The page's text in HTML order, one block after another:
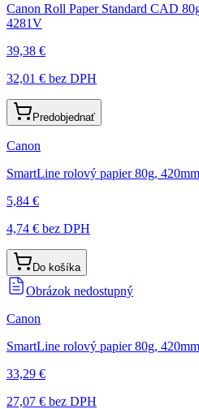
Canon Roll Paper Standard CAD
4281V
39,38 €
32,01 € bez DPH
Predobjednať
Canon
SmartLine rolový papier 80g,
5,84 €
4,74 € bez DPH
Do košíka
Obrázok nedostupný
Canon
SmartLine rolový papier 80g,
33,29 €
27,07 € bez DPH